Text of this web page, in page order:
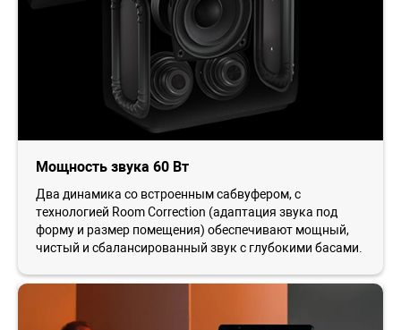
Мощность звука 60 Вт
Два динамика со встроенным сабвуфером, с
технологией Room Correction (адаптация звука под
форму и размер помещения) обеспечивают мощный,
чистый и сбалансированный звук с глубокими басами.